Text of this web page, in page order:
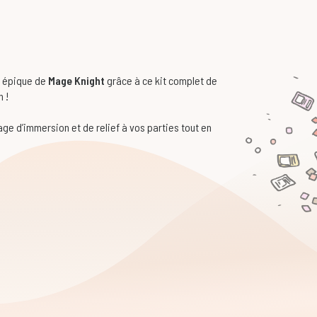
épique de Mage Knight grâce à ce kit complet de
!
d’immersion et de relief à vos parties tout en